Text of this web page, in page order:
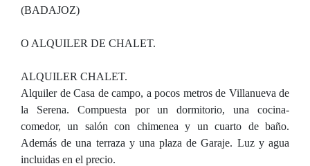
(BADAJOZ)
O ALQUILER DE CHALET.
ALQUILER CHALET.
Alquiler de Casa de campo, a pocos metros de Villanueva de
la Serena. Compuesta por un dormitorio, una cocina-
comedor, un salón con chimenea y un cuarto de baño.
Además de una terraza y una plaza de Garaje. Luz y agua
incluidas en el precio.